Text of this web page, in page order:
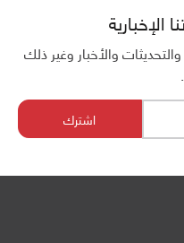
والأخبار وغير ذلك
اشترك